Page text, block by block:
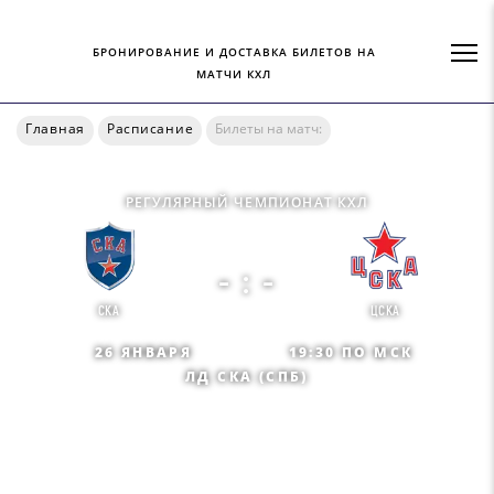
БРОНИРОВАНИЕ И ДОСТАВКА БИЛЕТОВ НА
МАТЧИ КХЛ
Главная Расписание Билеты на матч:
РЕГУЛЯРНЫЙ ЧЕМПИОНАТ КХЛ
СКА
- : -
ЦСКА
26 ЯНВАРЯ
19:30 ПО МСК
ЛД СКА (СПБ)